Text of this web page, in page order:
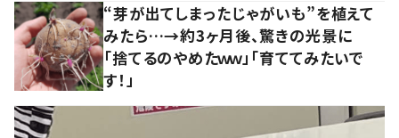
“芽が出てしまったじゃがいも”を植えて
みたら…→約3ヶ月後、驚きの光景に
「捨てるのやめたｗｗ」「育ててみたいで
す！」